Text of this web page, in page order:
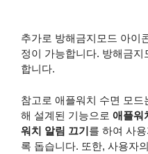
추가로 방해금지모드 아이
정이 가능합니다. 방해금
합니다.
참고로 애플워치 수면 모
해 설계된 기능으로 애플워
워치 알림 끄기를 하여 사
록 돕습니다. 또한, 사용자